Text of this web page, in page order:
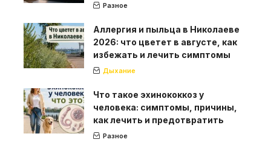
Разное
Аллергия и пыльца в Николаеве
2026: что цветет в августе, как
избежать и лечить симптомы
Дыхание
Что такое эхинококкоз у
человека: симптомы, причины,
как лечить и предотвратить
Разное